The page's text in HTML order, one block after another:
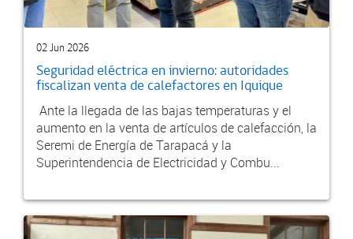
02 Jun 2026
Seguridad eléctrica en invierno: autoridades
fiscalizan venta de calefactores en Iquique
Ante la llegada de las bajas temperaturas y el
aumento en la venta de artículos de calefacción, la
Seremi de Energía de Tarapacá y la
Superintendencia de Electricidad y Combu...